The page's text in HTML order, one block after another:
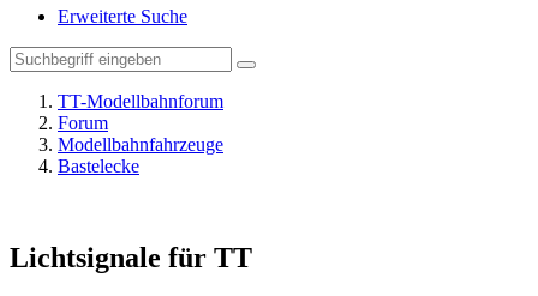
Erweiterte Suche
TT-Modellbahnforum
Forum
Modellbahnfahrzeuge
Bastelecke
Lichtsignale für TT